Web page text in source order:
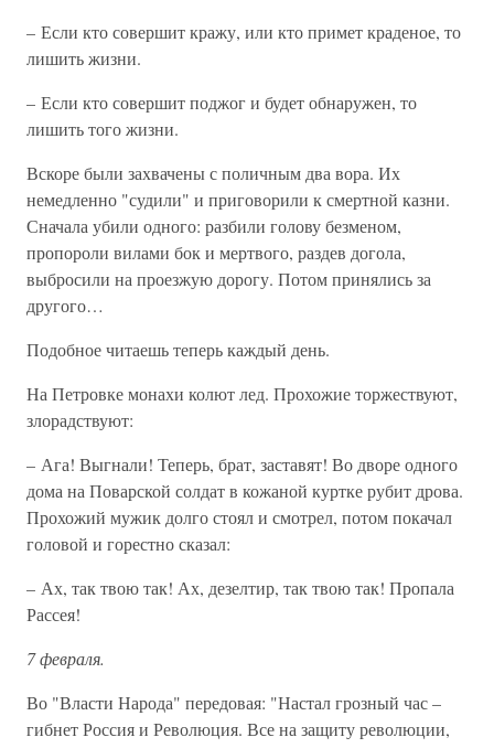
– Если кто совершит кражу, или кто примет краденое, то
лишить жизни.
– Если кто совершит поджог и будет обнаружен, то
лишить того жизни.
Вскоре были захвачены с поличным два вора. Их
немедленно "судили" и приговорили к смертной казни.
Сначала убили одного: разбили голову безменом,
пропороли вилами бок и мертвого, раздев догола,
выбросили на проезжую дорогу. Потом принялись за
другого…
Подобное читаешь теперь каждый день.
На Петровке монахи колют лед. Прохожие торжествуют,
злорадствуют:
– Ага! Выгнали! Теперь, брат, заставят! Во дворе одного
дома на Поварской солдат в кожаной куртке рубит дрова.
Прохожий мужик долго стоял и смотрел, потом покачал
головой и горестно сказал:
– Ах, так твою так! Ах, дезелтир, так твою так! Пропала
Рассея!
7 февраля.
Во "Власти Народа" передовая: "Настал грозный час –
гибнет Россия и Революция. Все на защиту революции,